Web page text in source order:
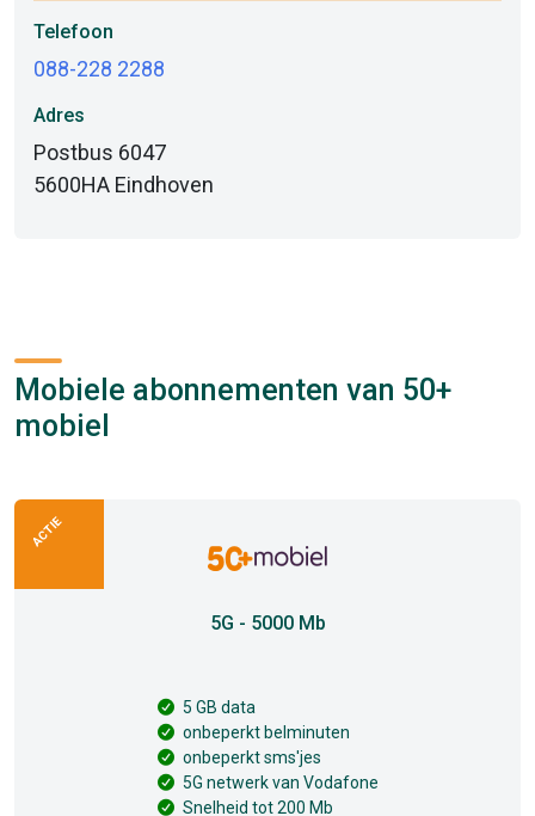
Telefoon
088-228 2288
Adres
Postbus 6047
5600HA Eindhoven
Mobiele abonnementen van 50+
mobiel
5G - 5000 Mb
5 GB data
onbeperkt belminuten
onbeperkt sms'jes
5G netwerk van Vodafone
Snelheid tot 200 Mb
ACTIE